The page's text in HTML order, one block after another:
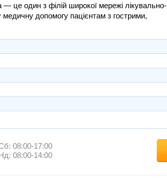
це один з філій широкої мережі лікувально-
медичну допомогу пацієнтам з гострими,
08:00-17:00
08:00-14:00